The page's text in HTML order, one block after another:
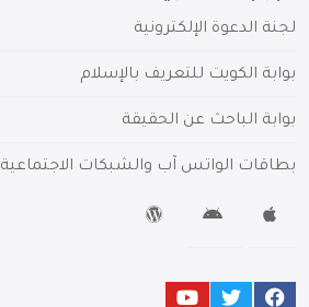
لجنة الدعوة الإلكترونية
بوابة الكويت للتعريف بالإسلام
بوابة الباحث عن الحقيقة
بطاقات الواتس آب والشبكات الاجتماعية